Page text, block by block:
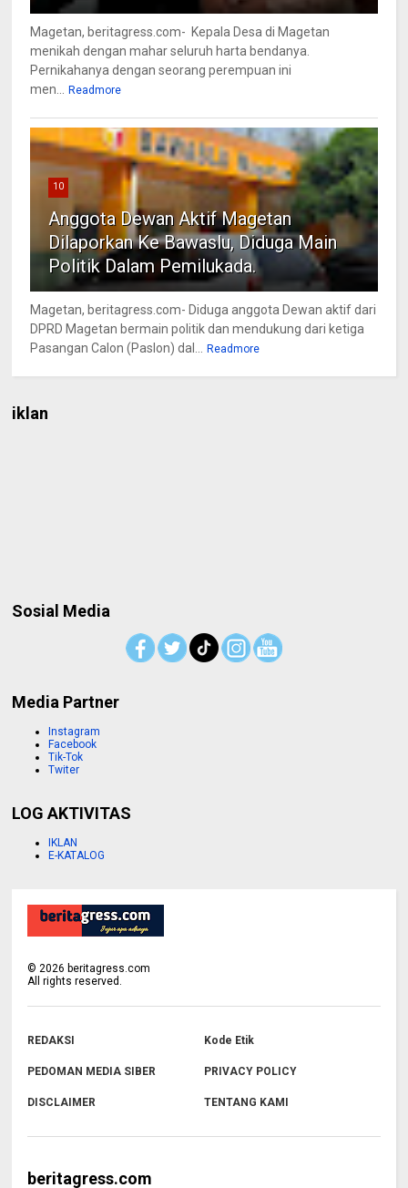
Magetan, beritagress.com- Kepala Desa di Magetan
menikah dengan mahar seluruh harta bendanya.
Pernikahanya dengan seorang perempuan ini
men...
Readmore
10
Anggota Dewan Aktif Magetan
Dilaporkan Ke Bawaslu, Diduga Main
Politik Dalam Pemilukada.
Magetan, beritagress.com- Diduga anggota Dewan aktif dari
DPRD Magetan bermain politik dan mendukung dari ketiga
Pasangan Calon (Paslon) dal...
Readmore
iklan
Sosial Media
Media Partner
Instagram
Facebook
Tik-Tok
Twiter
LOG AKTIVITAS
IKLAN
E-KATALOG
©2026 beritagress.com
All rights reserved.
REDAKSI Kode Etik
PEDOMAN MEDIA SIBER PRIVACY POLICY
DISCLAIMER TENTANG KAMI
beritagress.com